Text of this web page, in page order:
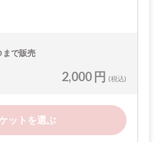
まで販売
2,000 円 (税込)
ットを選ぶ